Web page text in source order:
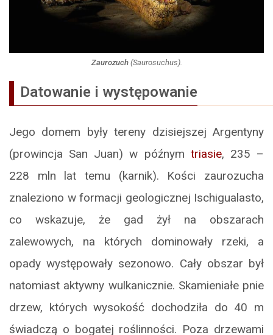
Zaurozuch(Saurosuchus).
Datowanie i występowanie
Jego domem były tereny dzisiejszej Argentyny
(prowincja San Juan) w późnym triasie, 235 –
228 mln lat temu (karnik). Kości zaurozucha
znaleziono w formacji geologicznej Ischigualasto,
co wskazuje, że gad żył na obszarach
zalewowych, na których dominowały rzeki, a
opady występowały sezonowo. Cały obszar był
natomiast aktywny wulkanicznie. Skamieniałe pnie
drzew, których wysokość dochodziła do 40 m
świadczą o bogatej roślinności. Poza drzewami